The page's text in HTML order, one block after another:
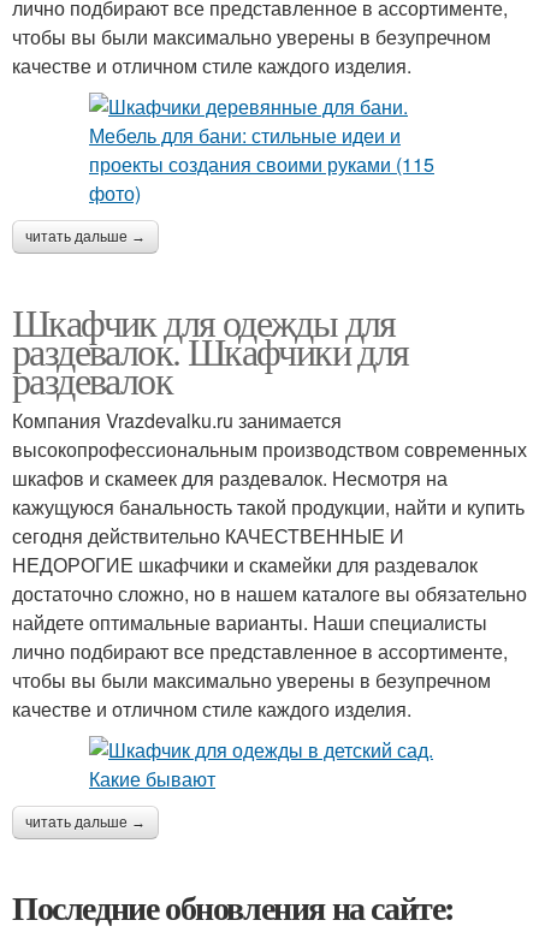
лично подбирают все представленное в ассортименте,
чтобы вы были максимально уверены в безупречном
качестве и отличном стиле каждого изделия.
читать дальше →
Шкафчик для одежды для
раздевалок. Шкафчики для
раздевалок
Компания Vrazdevalku.ru занимается
высокопрофессиональным производством современных
шкафов и скамеек для раздевалок. Несмотря на
кажущуюся банальность такой продукции, найти и купить
сегодня действительно КАЧЕСТВЕННЫЕ И
НЕДОРОГИЕ шкафчики и скамейки для раздевалок
достаточно сложно, но в нашем каталоге вы обязательно
найдете оптимальные варианты. Наши специалисты
лично подбирают все представленное в ассортименте,
чтобы вы были максимально уверены в безупречном
качестве и отличном стиле каждого изделия.
читать дальше →
Последние обновления на сайте: